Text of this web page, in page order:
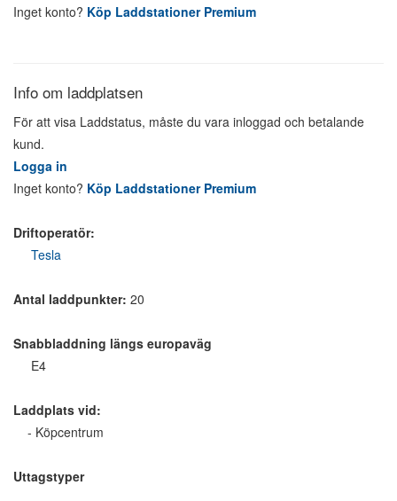
Inget konto? Köp Laddstationer Premium
Info om laddplatsen
För att visa Laddstatus, måste du vara inloggad och betalande
kund.
Logga in
Inget konto? Köp Laddstationer Premium
Driftoperatör:
Tesla
Antal laddpunkter: 20
Snabbladdning längs europaväg
E4
Laddplats vid:
- Köpcentrum
Uttagstyper